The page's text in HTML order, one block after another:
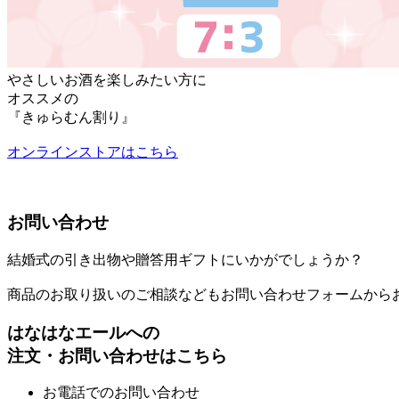
やさしいお酒を楽しみたい方に
オススメの
『きゅらむん割り』
オンラインストアはこちら
お問い合わせ
結婚式の引き出物や贈答用ギフトにいかがでしょうか？
商品のお取り扱いのご相談などもお問い合わせフォームから
はなはなエールへの
注文・お問い合わせはこちら
お電話でのお問い合わせ